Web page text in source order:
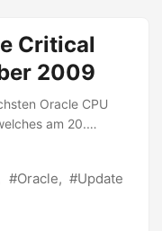
Critical
2009
Oracle CPU
am 20.
Die Schwachstellen
und ihr höchster
Versionen
Update beinhaltet
Oracle Update